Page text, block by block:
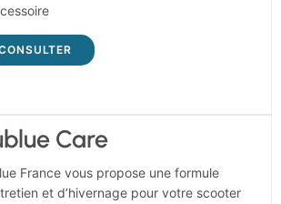
Care
France vous propose une formule
et d’hivernage pour votre scooter